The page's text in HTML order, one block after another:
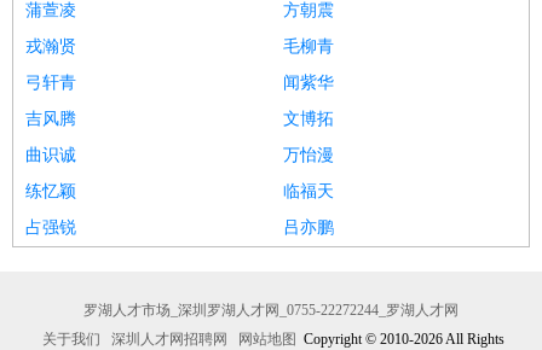
蒲萱凌
方朝震
戎瀚贤
毛柳青
弓轩青
闻紫华
吉风腾
文博拓
曲识诚
万怡漫
练忆颖
临福天
占强锐
吕亦鹏
罗湖人才市场_深圳罗湖人才网_0755-22272244_罗湖人才网
关于我们
深圳人才网招聘网 网站地图 Copyright © 2010-2026 All Rights